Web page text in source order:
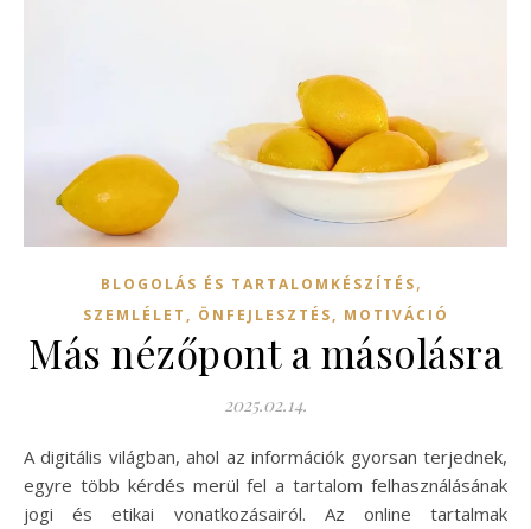
BLOGOLÁS ÉS TARTALOMKÉSZÍTÉS,
SZEMLÉLET, ÖNFEJLESZTÉS, MOTIVÁCIÓ
Más nézőpont a másolásra
2025.02.14.
A digitális világban, ahol az információk gyorsan terjednek,
egyre több kérdés merül fel a tartalom felhasználásának
jogi és etikai vonatkozásairól. Az online tartalmak